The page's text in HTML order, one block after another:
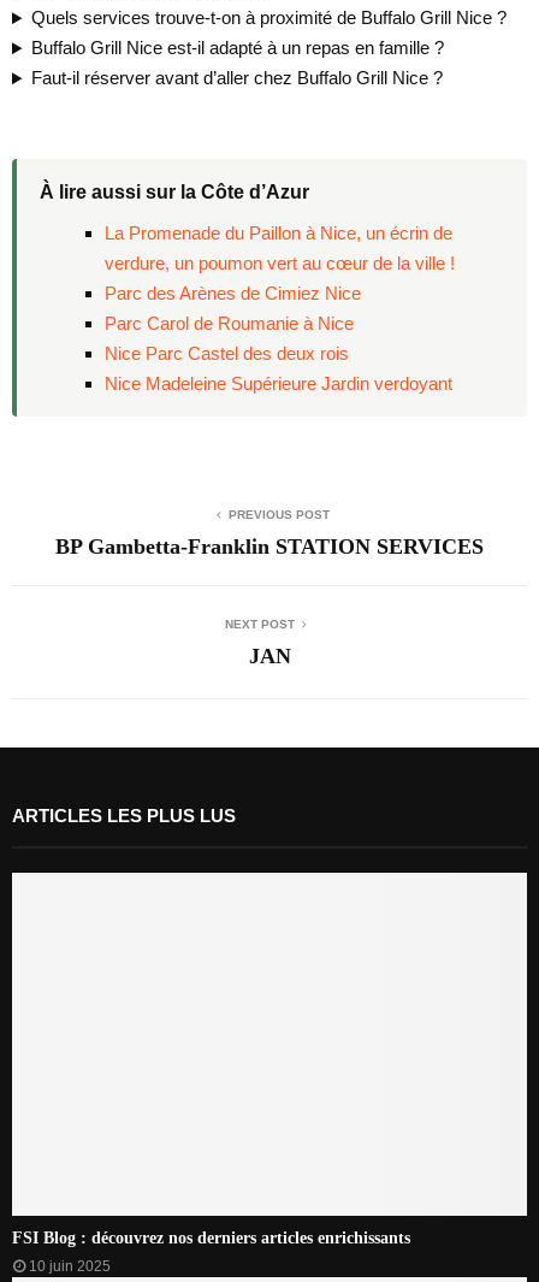
Quels services trouve-t-on à proximité de Buffalo Grill Nice ?
Buffalo Grill Nice est-il adapté à un repas en famille ?
Faut-il réserver avant d’aller chez Buffalo Grill Nice ?
À lire aussi sur la Côte d’Azur
La Promenade du Paillon à Nice, un écrin de
verdure, un poumon vert au cœur de la ville !
Parc des Arènes de Cimiez Nice
Parc Carol de Roumanie à Nice
Nice Parc Castel des deux rois
Nice Madeleine Supérieure Jardin verdoyant
PREVIOUS POST
BP Gambetta-Franklin STATION SERVICES
NEXT POST
JAN
ARTICLES LES PLUS LUS
FSI Blog : découvrez nos derniers articles enrichissants
10 juin 2025